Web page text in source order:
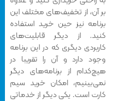
بر آن، از تخفیف‌های مختلف این
برنامه نیز حین خرید استفاده
کنید. از دیگر قابلیت‌های
کاربردی دیگری که در این برنامه
وجود دارد و آن را تقریبا در
هیچ‌کدام از برنامه‌های دیگر
نمی‌بینیم، امکان خرید سیم
کارت است. یکی دیگر از خدماتی